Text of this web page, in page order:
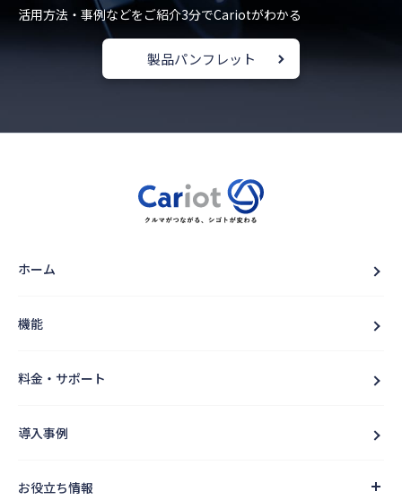
活用方法・事例などをご紹介3分でCariotがわかる
製品パンフレット
ホーム
機能
料金・サポート
導入事例
お役立ち情報